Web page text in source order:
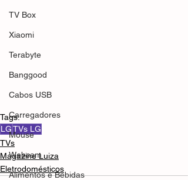
TV Box
Xiaomi
Terabyte
Banggood
Cabos USB
Carregadores
Mouse
Webcam
Alimentos e Bebidas
Tags:
LGTVs LG
TVs
Magazine Luiza
Eletrodomésticos